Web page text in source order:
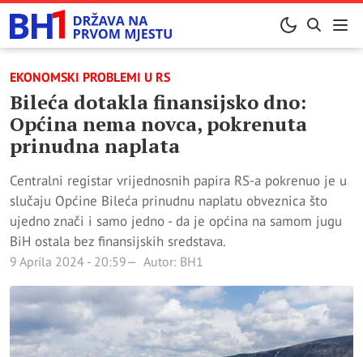
EKONOMSKI PROBLEMI U RS
Bileća dotakla finansijsko dno:
Općina nema novca, pokrenuta
prinudna naplata
Centralni registar vrijednosnih papira RS-a pokrenuo je u
slučaju Općine Bileća prinudnu naplatu obveznica što
ujedno znači i samo jedno - da je općina na samom jugu
BiH ostala bez finansijskih sredstava.
9 Aprila 2024 - 20:59 Autor: BH1